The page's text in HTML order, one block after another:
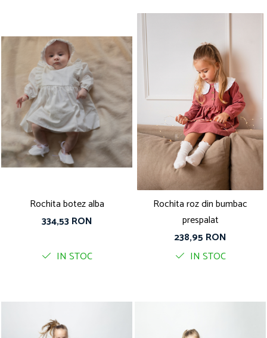
Rochita botez alba
334,53 RON
IN STOC
Rochita roz din bumbac
prespalat
238,95 RON
IN STOC